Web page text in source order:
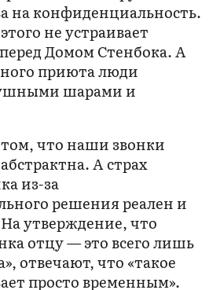
на конфиденциальность.
не устраивает
Домом Стенбока. А
приюта люди
шарами и
что наши звонки
А страх
из-за
решения реален и
утверждение, что
отцу — это всего лишь
отвечают, что «такое
просто временным».